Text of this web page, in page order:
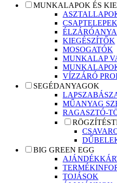
MUNKALAPOK ÉS
CSAPTELEPEK
KIEGÉSZÍTŐK
MOSOGATÓK
MUNKALAP
VÍZZÁRÓ
SEGÉDANYAGOK
MŰANYAG
RAGASZTÓ-
BIG GREEN EGG
TOJÁSOK